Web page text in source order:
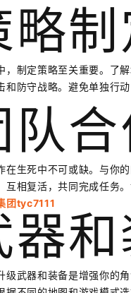
略制
，制定策略至关重要。了
和防守战略。避免单独行
队
在生死中不可或缺。与你
互相复活，共同完成任务
团tyc7111
器
级武器和装备是增强你的